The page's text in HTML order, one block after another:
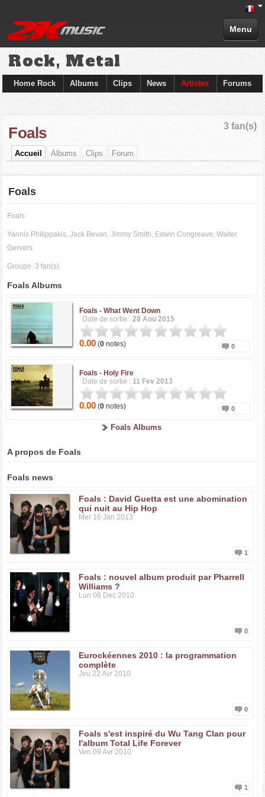
Menu
Rock, Metal
Home Rock Albums Clips News Artistes Forums
3 fan(s)
Foals
Accueil Albums Clips Forum
Foals
Foals
Yannis Philippakis, Jack Bevan, Jimmy Smith, Edwin Congreave, Walter
Gervers
Groupe 3 fan(s)
Foals Albums
Foals -What Went Down
Date de sortie :28 Aou 2015
0.00 (0 notes) 0
Foals - Holy Fire
Date de sortie : 11 Fev 2013
0.00 (0 notes) 0
Foals Albums
A propos de Foals
Foals news
Foals : David Guetta est une abomination
qui nuit au Hip Hop
Mer 16 Jan 2013
1
Foals : nouvel album produit par Pharrell
Williams ?
Lun 06 Dec 2010
0
Eurockéennes 2010 : la programmation
complète
Jeu 22 Avr 2010
0
Foals s'est inspiré du Wu Tang Clan pour
l'album Total Life Forever
Ven 09 Avr 2010
1